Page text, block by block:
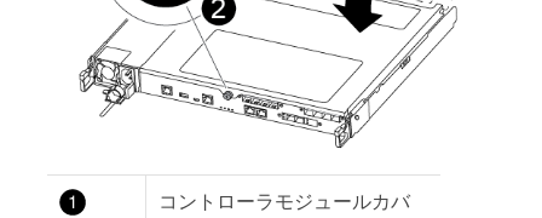
コントローラモジュールカバ